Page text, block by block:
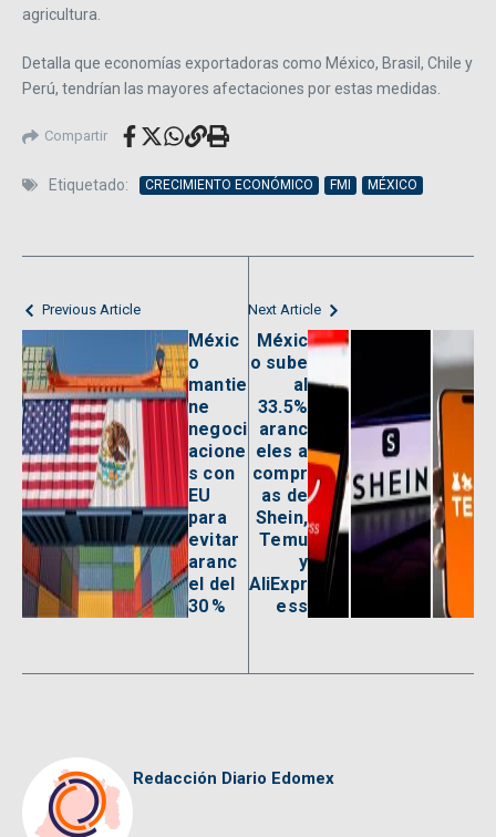
agricultura.
Detalla que economías exportadoras como México, Brasil, Chile y
Perú, tendrían las mayores afectaciones por estas medidas.
Compartir
Etiquetado: CRECIMIENTO ECONÓMICO FMI MÉXICO
Previous Article
Méxic
o
mantie
ne
negoci
acione
s con
EU
para
evitar
aranc
el del
30 %
Next Article
Méxic
o sube
al
33.5%
aranc
eles a
compr
as de
Shein,
Temu
y
AliExpr
ess
Redacción Diario Edomex